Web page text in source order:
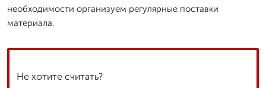
необходимости организуем регулярные поставки
материала.
Не хотите считать?